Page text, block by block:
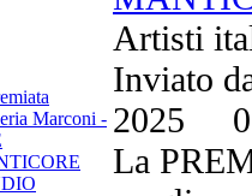
Artisti
Inviato
2025 0
La